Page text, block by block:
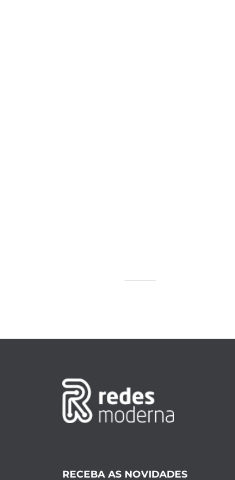
RECEBA AS NOVIDADES